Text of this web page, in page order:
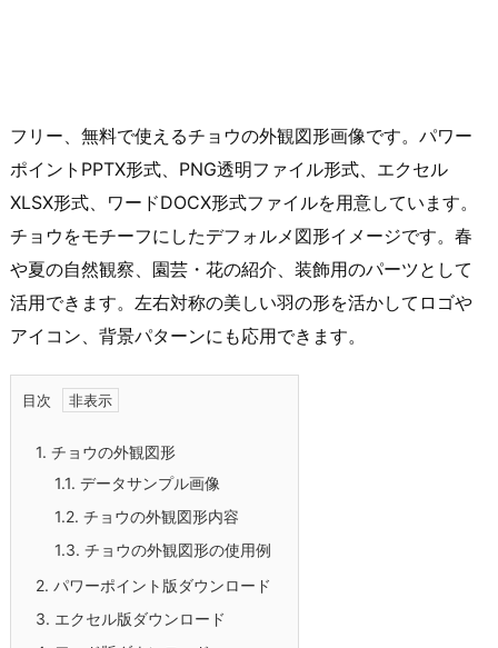
フリー、無料で使えるチョウの外観図形画像です。パワー
ポイントPPTX形式、PNG透明ファイル形式、エクセル
XLSX形式、ワードDOCX形式ファイルを用意しています。
チョウをモチーフにしたデフォルメ図形イメージです。春
や夏の自然観察、園芸・花の紹介、装飾用のパーツとして
活用できます。左右対称の美しい羽の形を活かしてロゴや
アイコン、背景パターンにも応用できます。
目次
1. チョウの外観図形
1.1. データサンプル画像
1.2. チョウの外観図形内容
1.3. チョウの外観図形の使用例
2. パワーポイント版ダウンロード
3. エクセル版ダウンロード